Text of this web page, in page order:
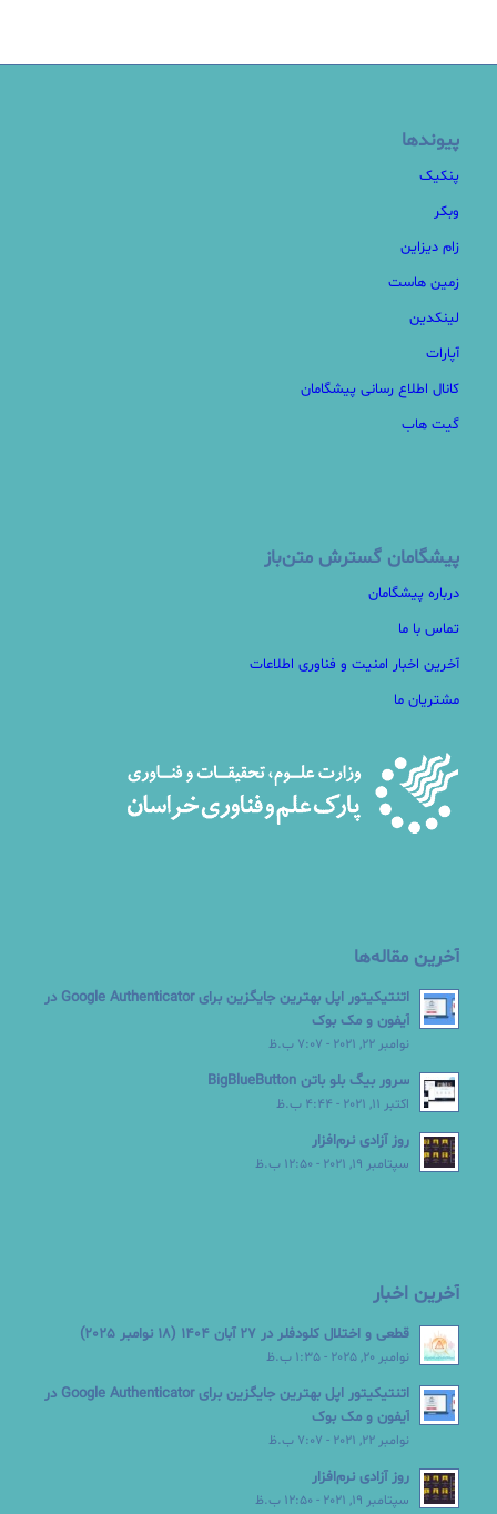
پیوندها
پنکیک
وبکر
زام دیزاین
زمین هاست
لینکدین
آپارات
کانال اطلاع رسانی پیشگامان
گیت هاب
پیشگامان گسترش متن‌باز
درباره پیشگامان
تماس با ما
آخرین اخبار امنیت و فناوری اطلاعات
مشتریان ما
آخرین مقاله‌ها
اتنتیکیتور اپل بهترین جایگزین برای Google Authenticator در
آیفون و مک بوک
نوامبر 22, 2021 - 7:07 ب.ظ
سرور بیگ بلو باتن BigBlueButton
اکتبر 11, 2021 - 4:44 ب.ظ
روز آزادی نرم‌افزار
سپتامبر 19, 2021 - 12:50 ب.ظ
آخرین اخبار
قطعی و اختلال کلودفلر در 27 آبان 1404 (18 نوامبر 2025)
نوامبر 20, 2025 - 1:35 ب.ظ
اتنتیکیتور اپل بهترین جایگزین برای Google Authenticator در
آیفون و مک بوک
نوامبر 22, 2021 - 7:07 ب.ظ
روز آزادی نرم‌افزار
سپتامبر 19, 2021 - 12:50 ب.ظ